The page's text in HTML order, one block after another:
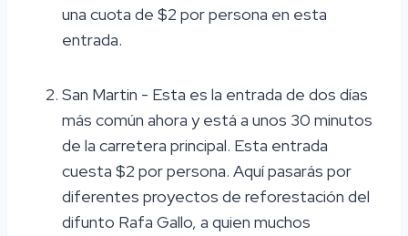
una cuota de $2 por persona en esta
entrada.
San Martin - Esta es la entrada de dos días
más común ahora y está a unos 30 minutos
de la carretera principal. Esta entrada
cuesta $2 por persona. Aquí pasarás por
diferentes proyectos de reforestación del
difunto Rafa Gallo, a quien muchos